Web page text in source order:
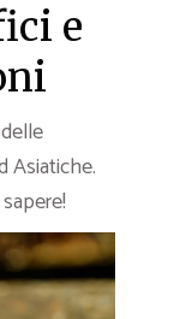
e
Asiatiche.